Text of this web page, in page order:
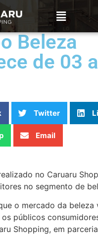
Beleza
de 03
Twitter
Email
no Caruaru
no segmento de
o mercado da beleza
públicos
Shopping, em